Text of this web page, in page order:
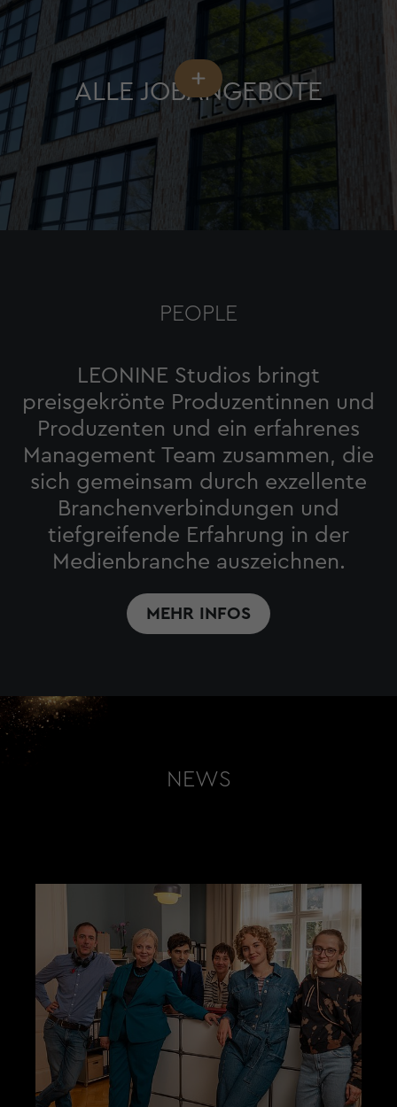
ALLE JOBANGEBOTE
PEOPLE
LEONINE Studios bringt
preisgekrönte Produzentinnen und
Produzenten und ein erfahrenes
Management Team zusammen, die
sich gemeinsam durch exzellente
Branchenverbindungen und
tiefgreifende Erfahrung in der
Medienbranche auszeichnen.
MEHR INFOS
NEWS